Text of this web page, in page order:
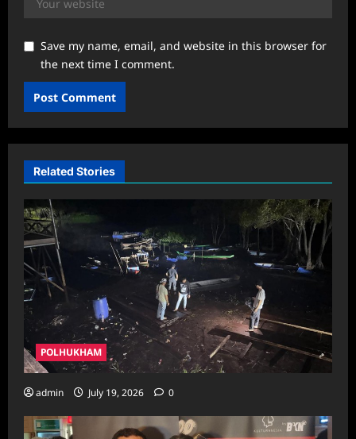
Save my name, email, and website in this browser for
the next time I comment.
Related Stories
POLHUKHAM
admin July 19, 2026 0